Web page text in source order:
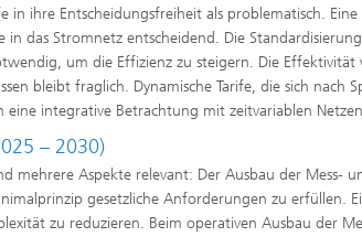
in ihre Entscheidungsfreiheit als problematisch.
in das Stromnetz entscheidend. Die
um die Effizienz zu steigern. Die
bleibt fraglich. Dynamische Tarife, die sich nach
eine integrative Betrachtung mit zeitvariablen
– 2030)
mehrere Aspekte relevant: Der Ausbau der Mess-
gesetzliche Anforderungen zu erfüllen.
zu reduzieren. Beim operativen Ausbau der